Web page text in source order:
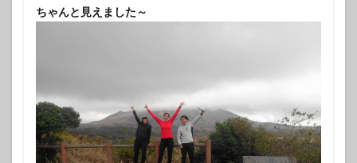
ちゃんと見えました～